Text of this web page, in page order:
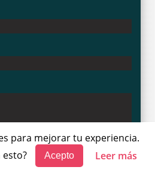
para mejorar tu experiencia.
esto?
Acepto Leer más